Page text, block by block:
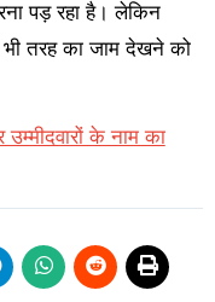
पड़ रहा है। लेकिन
भी तरह का जाम देखने को
के नाम का